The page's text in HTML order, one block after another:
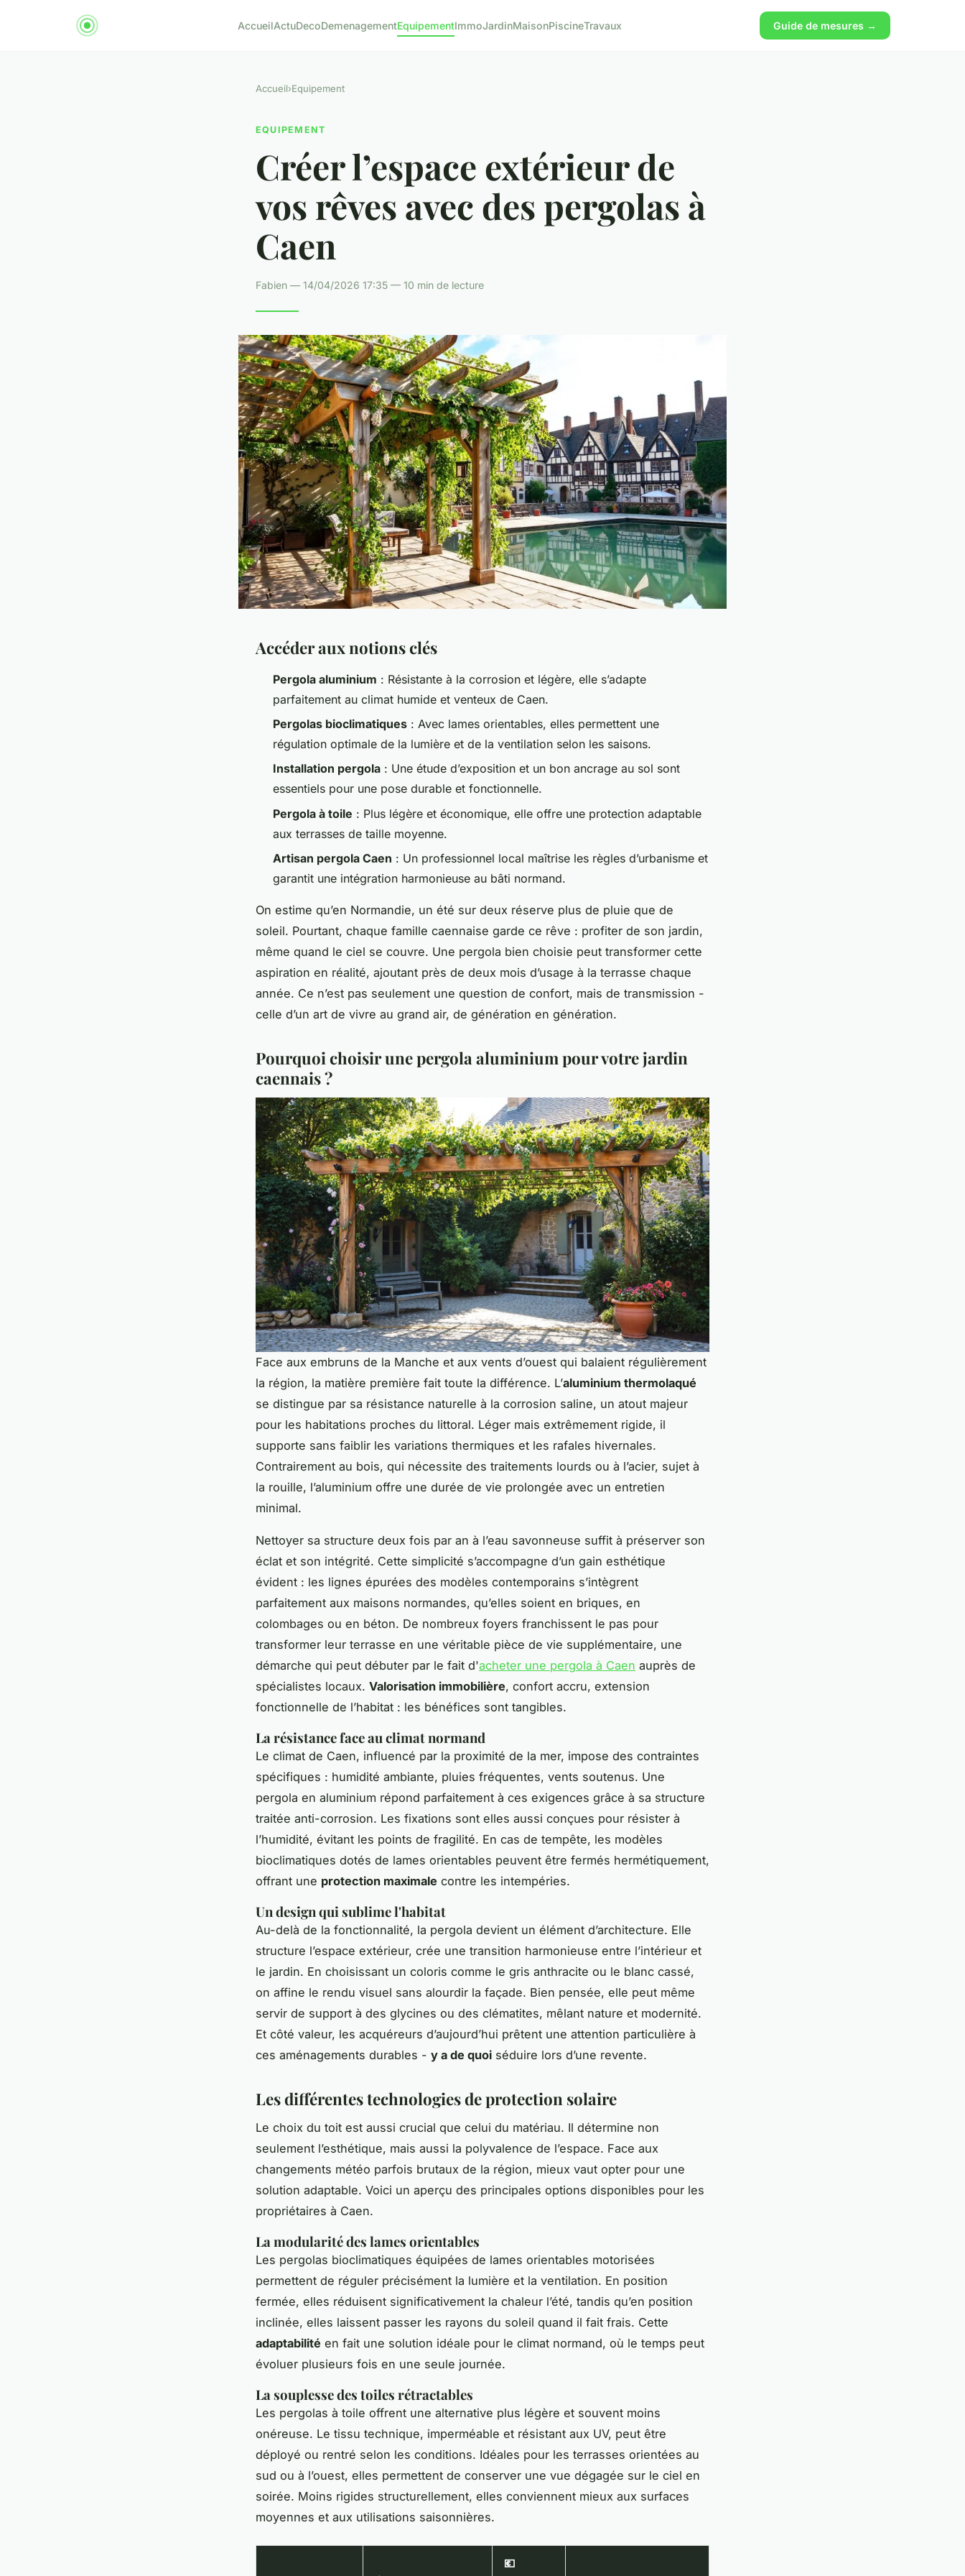
AccueilActuDecoDemenagementEquipementImmoJardinMaisonPiscineTravaux Guide de mesures →
Accueil›Equipement
EQUIPEMENT
Créer l’espace extérieur de
vos rêves avec des pergolas à
Caen
Fabien — 14/04/2026 17:35 — 10 min de lecture
Accéder aux notions clés
Pergola aluminium : Résistante à la corrosion et légère, elle s’adapte
parfaitement au climat humide et venteux de Caen.
Pergolas bioclimatiques : Avec lames orientables, elles permettent une
régulation optimale de la lumière et de la ventilation selon les saisons.
Installation pergola : Une étude d’exposition et un bon ancrage au sol sont
essentiels pour une pose durable et fonctionnelle.
Pergola à toile : Plus légère et économique, elle offre une protection adaptable
aux terrasses de taille moyenne.
Artisan pergola Caen : Un professionnel local maîtrise les règles d’urbanisme et
garantit une intégration harmonieuse au bâti normand.
On estime qu’en Normandie, un été sur deux réserve plus de pluie que de
soleil. Pourtant, chaque famille caennaise garde ce rêve : profiter de son jardin,
même quand le ciel se couvre. Une pergola bien choisie peut transformer cette
aspiration en réalité, ajoutant près de deux mois d’usage à la terrasse chaque
année. Ce n’est pas seulement une question de confort, mais de transmission -
celle d’un art de vivre au grand air, de génération en génération.
Pourquoi choisir une pergola aluminium pour votre jardin
caennais ?
Face aux embruns de la Manche et aux vents d’ouest qui balaient régulièrement
la région, la matière première fait toute la différence. L’aluminium thermolaqué
se distingue par sa résistance naturelle à la corrosion saline, un atout majeur
pour les habitations proches du littoral. Léger mais extrêmement rigide, il
supporte sans faiblir les variations thermiques et les rafales hivernales.
Contrairement au bois, qui nécessite des traitements lourds ou à l’acier, sujet à
la rouille, l’aluminium offre une durée de vie prolongée avec un entretien
minimal.
Nettoyer sa structure deux fois par an à l’eau savonneuse suffit à préserver son
éclat et son intégrité. Cette simplicité s’accompagne d’un gain esthétique
évident : les lignes épurées des modèles contemporains s’intègrent
parfaitement aux maisons normandes, qu’elles soient en briques, en
colombages ou en béton. De nombreux foyers franchissent le pas pour
transformer leur terrasse en une véritable pièce de vie supplémentaire, une
démarche qui peut débuter par le fait d'acheter une pergola à Caen auprès de
spécialistes locaux. Valorisation immobilière, confort accru, extension
fonctionnelle de l’habitat : les bénéfices sont tangibles.
La résistance face au climat normand
Le climat de Caen, influencé par la proximité de la mer, impose des contraintes
spécifiques : humidité ambiante, pluies fréquentes, vents soutenus. Une
pergola en aluminium répond parfaitement à ces exigences grâce à sa structure
traitée anti-corrosion. Les fixations sont elles aussi conçues pour résister à
l’humidité, évitant les points de fragilité. En cas de tempête, les modèles
bioclimatiques dotés de lames orientables peuvent être fermés hermétiquement,
offrant une protection maximale contre les intempéries.
Un design qui sublime l'habitat
Au-delà de la fonctionnalité, la pergola devient un élément d’architecture. Elle
structure l’espace extérieur, crée une transition harmonieuse entre l’intérieur et
le jardin. En choisissant un coloris comme le gris anthracite ou le blanc cassé,
on affine le rendu visuel sans alourdir la façade. Bien pensée, elle peut même
servir de support à des glycines ou des clématites, mêlant nature et modernité.
Et côté valeur, les acquéreurs d’aujourd’hui prêtent une attention particulière à
ces aménagements durables - y a de quoi séduire lors d’une revente.
Les différentes technologies de protection solaire
Le choix du toit est aussi crucial que celui du matériau. Il détermine non
seulement l’esthétique, mais aussi la polyvalence de l’espace. Face aux
changements météo parfois brutaux de la région, mieux vaut opter pour une
solution adaptable. Voici un aperçu des principales options disponibles pour les
propriétaires à Caen.
La modularité des lames orientables
Les pergolas bioclimatiques équipées de lames orientables motorisées
permettent de réguler précisément la lumière et la ventilation. En position
fermée, elles réduisent significativement la chaleur l’été, tandis qu’en position
inclinée, elles laissent passer les rayons du soleil quand il fait frais. Cette
adaptabilité en fait une solution idéale pour le climat normand, où le temps peut
évoluer plusieurs fois en une seule journée.
La souplesse des toiles rétractables
Les pergolas à toile offrent une alternative plus légère et souvent moins
onéreuse. Le tissu technique, imperméable et résistant aux UV, peut être
déployé ou rentré selon les conditions. Idéales pour les terrasses orientées au
sud ou à l’ouest, elles permettent de conserver une vue dégagée sur le ciel en
soirée. Moins rigides structurellement, elles conviennent mieux aux surfaces
moyennes et aux utilisations saisonnières.
💶